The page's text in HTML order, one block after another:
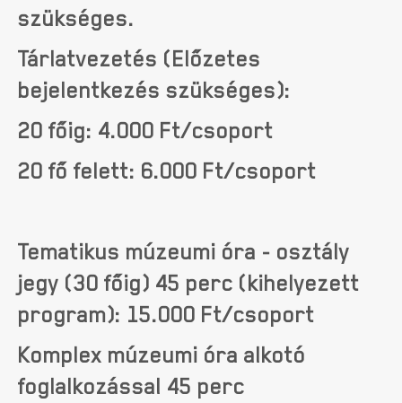
szükséges.
Tárlatvezetés (Előzetes
bejelentkezés szükséges):
20 főig: 4.000 Ft/csoport
20 fő felett: 6.000 Ft/csoport
Tematikus múzeumi óra - osztály
jegy (30 főig) 45 perc (kihelyezett
program): 15.000 Ft/csoport
Komplex múzeumi óra alkotó
foglalkozással 45 perc